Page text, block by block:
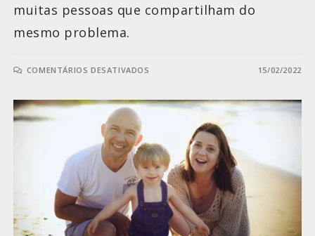
muitas pessoas que compartilham do
mesmo problema.
COMENTÁRIOS DESATIVADOS 15/02/2022